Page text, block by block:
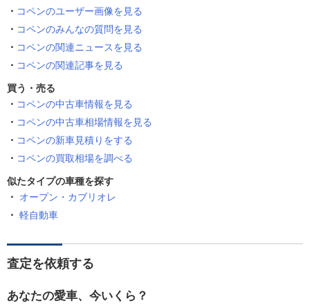
コペンのユーザー画像を見る
コペンのみんなの質問を見る
コペンの関連ニュースを見る
コペンの関連記事を見る
買う・売る
コペンの中古車情報を見る
コペンの中古車相場情報を見る
コペンの新車見積りをする
コペンの買取相場を調べる
似たタイプの車種を探す
オープン・カブリオレ
軽自動車
査定を依頼する
あなたの愛車、今いくら？